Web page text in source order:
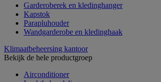
Garderoberek en kledinghanger
Kapstok
Parapluhouder
Wandgarderobe en kledinghaak
Klimaatbeheersing kantoor
Bekijk de hele productgroep
Airconditioner